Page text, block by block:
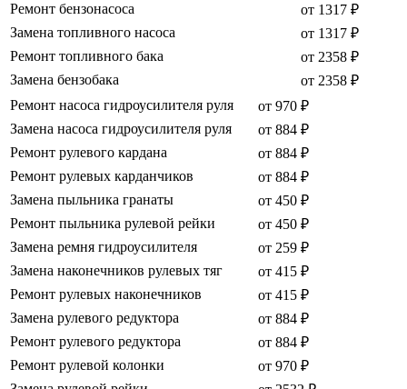
Ремонт бензонасоса
от 1317 ₽
Замена топливного насоса
от 1317 ₽
Ремонт топливного бака
от 2358 ₽
Замена бензобака
от 2358 ₽
Ремонт насоса гидроусилителя руля
от 970 ₽
Замена насоса гидроусилителя руля
от 884 ₽
Ремонт рулевого кардана
от 884 ₽
Ремонт рулевых карданчиков
от 884 ₽
Замена пыльника гранаты
от 450 ₽
Ремонт пыльника рулевой рейки
от 450 ₽
Замена ремня гидроусилителя
от 259 ₽
Замена наконечников рулевых тяг
от 415 ₽
Ремонт рулевых наконечников
от 415 ₽
Замена рулевого редуктора
от 884 ₽
Ремонт рулевого редуктора
от 884 ₽
Ремонт рулевой колонки
от 970 ₽